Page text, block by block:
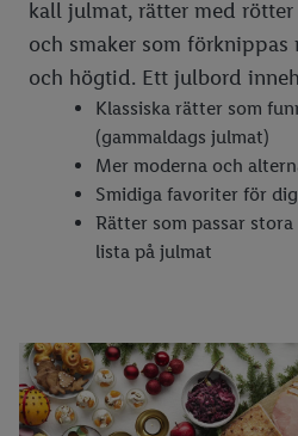
3 snabba recept med morötter
5 baktips
5 matlagningstips
Grillhacks
5 snabba recept
Laga mat i micro
Förvara färska kryddor
Rötmånad
Beskära rosor
Beskära äppelträd
Trädgårdsdesign
Tvätta markis
Tvätta altan
Höstfixa trädgården
Plantera lök
Stopp i handfatet
Rensa stopp i toaletten
Putsa silver
Midsommarkrans
Midsommardukning
Midsommarlekar
Kanelbullens dag
Halloween
Halloween-mat
Halloween-godis
Så skär du en Halloweenpumpa
9 tips på enkla
Kladdkakans dag
Fars dag
Ostkakans dag
Julmat lista
Julbak
kall julmat, rätter med
och smaker som förknippas
och högtid. Ett julbord
Klassiska rätter som
(gammaldags julmat)
Mer moderna och
Smidiga favoriter för
Rätter som passar
lista på julmat